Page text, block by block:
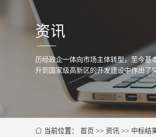
资讯
历经政企一体向市场主体转型，至今基
升到国家级高新区的开发建设中作出了
当前位置： 首页 >> 资讯 >> 中标结